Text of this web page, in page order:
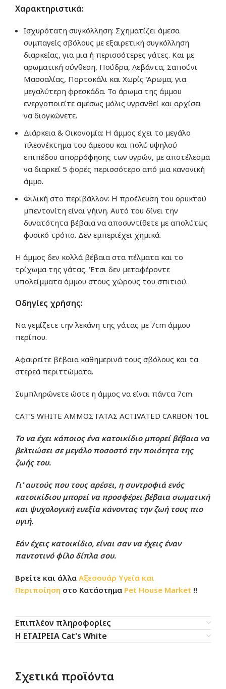
Χαρακτηριστικά:
Ισχυρότατη συγκόλληση: Σχηματίζει άμεσα
συμπαγείς σβόλους με εξαιρετική συγκόλληση
διαρκείας, για μια ή περισσότερες γάτες. Και με
αρωματική σύνθεση, Πούδρα, Λεβάντα, Σαπούνι
Μασσαλίας, Πορτοκάλι και Χωρίς Άρωμα, για
μεγαλύτερη φρεσκάδα. Το άρωμα της άμμου
ενεργοποιείτε αμέσως μόλις υγρανθεί και αρχίσει
να διογκώνετε.
Διάρκεια & Οικονομία: Η άμμος έχει το μεγάλο
πλεονέκτημα του άμεσου και πολύ υψηλού
επιπέδου απορρόφησης των υγρών, με αποτέλεσμα
να διαρκεί 5 φορές περισσότερο από μια κανονική
άμμο.
Φιλική στο περιβάλλον: Η προέλευση του ορυκτού
μπεντονίτη είναι γήινη. Αυτό του δίνει την
δυνατότητα βέβαια να αποσυντίθετε με απολύτως
φυσικό τρόπο. Δεν εμπεριέχει χημικά.
Η άμμος δεν κολλά βέβαια στα πέλματα και το
τρίχωμα της γάτας. Έτσι δεν μεταφέροντε
υπολείμματα άμμου στους χώρους του σπιτιού.
Οδηγίες χρήσης:
Να γεμίζετε την λεκάνη της γάτας με 7cm άμμου
περίπου.
Αφαιρείτε βέβαια καθημερινά τους σβόλους και τα
στερεά περιττώματα.
Συμπληρώνετε ώστε η άμμος να είναι πάντα 7cm.
CAT’S WHITE ΑΜΜΟΣ ΓΑΤΑΣ ACTIVATED CARBON 10L
Το να έχει κάποιος ένα κατοικίδιο μπορεί βέβαια να
βελτιώσει σε μεγάλο ποσοστό την ποιότητα της
ζωής του.
Γι’ αυτούς που τους αρέσει, η συντροφιά ενός
κατοικίδιου μπορεί να προσφέρει βέβαια σωματική
και ψυχολογική ευεξία κάνοντας την ζωή τους πιο
υγιή.
Εάν έχεις κατοικίδιο, είναι σαν να έχεις έναν
παντοτινό φίλο δίπλα σου.
Βρείτε και άλλα Αξεσουάρ Υγεία και
Περιποίηση στο Κατάστημα Pet House Market !!
Επιπλέον πληροφορίες
Η ΕΤΑΙΡΕΙΑ Cat's White
Σχετικά προϊόντα